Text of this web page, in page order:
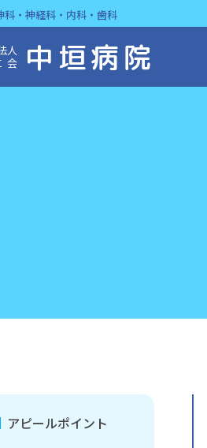
科・神経科・内科・歯科
人
会
中垣病院
アピールポイント